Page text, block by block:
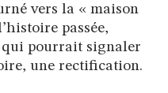
vers la « maison
passée,
pourrait signaler
une rectification.